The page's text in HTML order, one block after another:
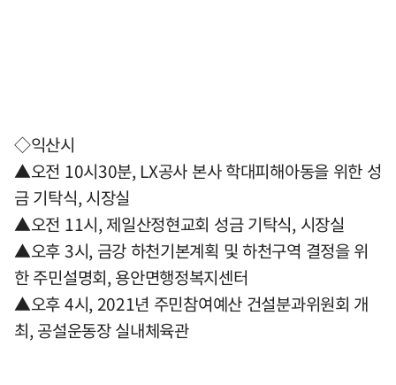
◇익산시
▲오전 10시30분, LX공사 본사 학대피해아동을 위한 성
금 기탁식, 시장실
▲오전 11시, 제일산정현교회 성금 기탁식, 시장실
▲오후 3시, 금강 하천기본계획 및 하천구역 결정을 위
한 주민설명회, 용안면행정복지센터
▲오후 4시, 2021년 주민참여예산 건설분과위원회 개
최, 공설운동장 실내체육관